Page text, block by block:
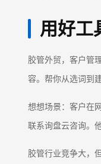
用好工
胶管外贸，客户管
容。帮你从选词到
想想场景：客户在
联系询盘云咨询。
胶管行业竞争大，